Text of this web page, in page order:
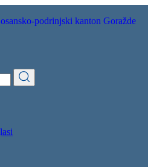
podrinjski kanton Goražde